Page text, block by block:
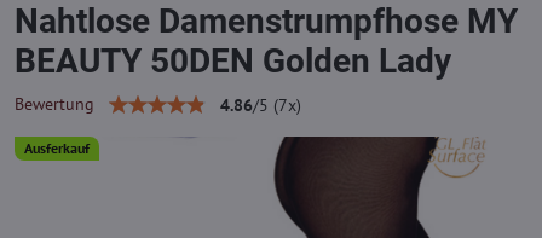
Ausferkauf
Nahtlose Damenstrumpfhose MY
BEAUTY 50DEN Golden Lady
Bewertung 4.86/5 (7x)